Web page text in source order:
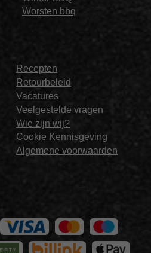
Worsten bbq
Recepten
Retourbeleid
Vacatures
Veelgestelde vragen
Wie zijn wij?
Cookie Kennisgeving
Algemene voorwaarden